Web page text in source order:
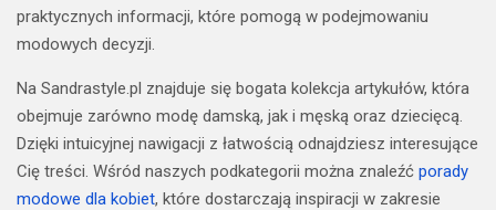
praktycznych informacji, które pomogą w podejmowaniu
modowych decyzji.
Na Sandrastyle.pl znajduje się bogata kolekcja artykułów, która
obejmuje zarówno modę damską, jak i męską oraz dziecięcą.
Dzięki intuicyjnej nawigacji z łatwością odnajdziesz interesujące
Cię treści. Wśród naszych podkategorii można znaleźć porady
modowe dla kobiet, które dostarczają inspiracji w zakresie